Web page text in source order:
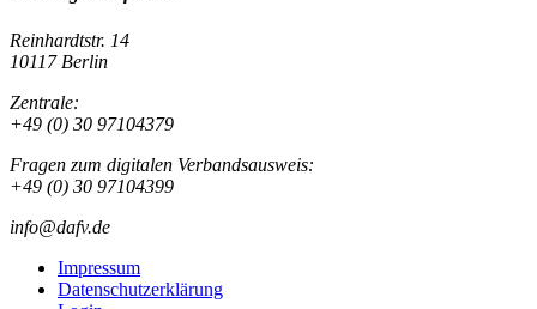
Reinhardtstr. 14
10117 Berlin
Zentrale:
+49 (0) 30 97104379
Fragen zum digitalen Verbandsausweis:
+49 (0) 30 97104399
info@dafv.de
Impressum
Datenschutzerklärung